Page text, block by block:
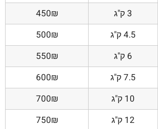
3 ק"ג
450₪
4.5 ק"ג
500₪
6 ק"ג
550₪
7.5 ק"ג
600₪
10 ק"ג
700₪
12 ק"ג 750₪